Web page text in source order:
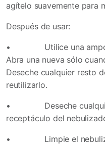
agítelo suavemente para
Después de usar:
•
Utilice una
Abra una nueva sólo
Deseche cualquier resto
reutilizarlo.
•
Deseche
receptáculo del
•
Limpie el